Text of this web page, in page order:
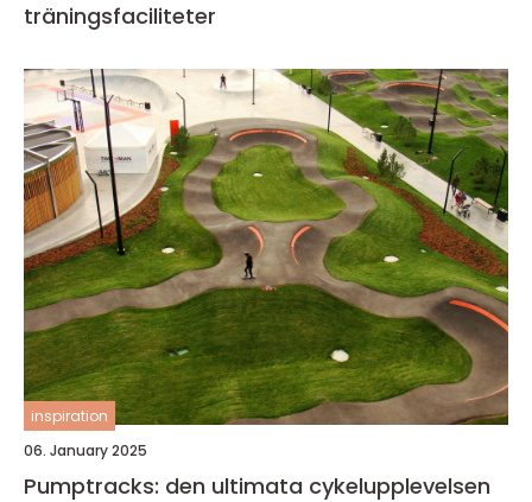
träningsfaciliteter
inspiration
06. January 2025
Pumptracks: den ultimata cykelupplevelsen